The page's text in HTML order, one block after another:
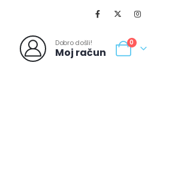
Dobro došli!
Moj račun
0